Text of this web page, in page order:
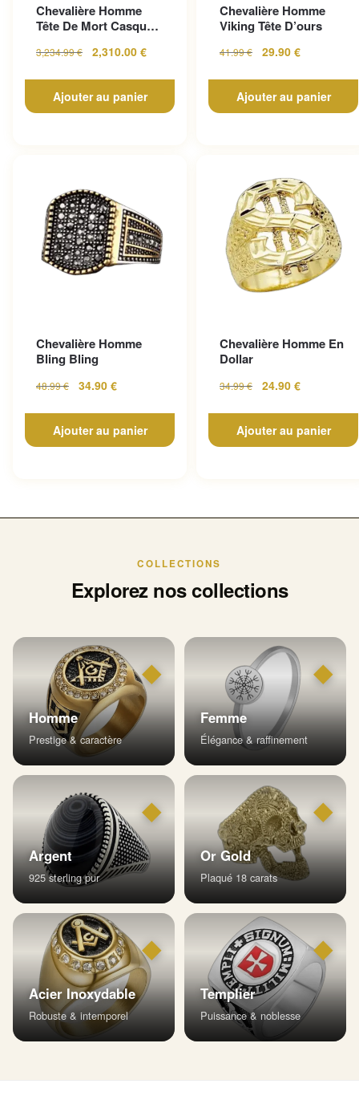
Chevalière Homme
Tête De Mort Casque
3,234.99€ 2,310.00 €
Ajouter au panier
Chevalière Homme
Viking Tête D’ours
41.99€ 29.90 €
Ajouter au panier
Chevalière Homme
Bling Bling
48.99€ 34.90 €
Ajouter au panier
Chevalière Homme En
Dollar
34.99€ 24.90 €
Ajouter au panier
COLLECTIONS
Explorez nos collections
◆
Homme
Prestige & caractère
◆
Femme
Élégance & raffinement
◆
Argent
925 sterling pur
◆
Or Gold
Plaqué 18 carats
◆
Acier Inoxydable
Robuste & intemporel
◆
Templier
Puissance & noblesse